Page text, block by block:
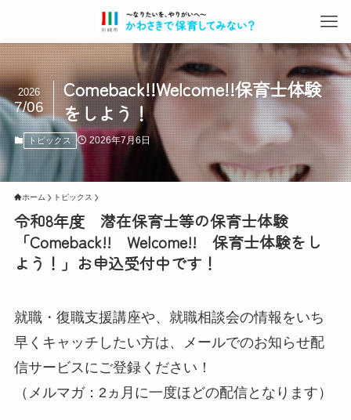
Comeback!!Welcome!!保育士体験
をしよう！
2026
7/06
トピックス 2026年7月6日
ホーム トピックス
令和8年度 潜在保育士等の保育士体験
「Comeback!! Welcome!! 保育士体験をし
よう！」お申込受付中です！
就職・復職支援講座や、就職相談会の情報をいち
早くキャッチしたい方は、メールでのお知らせ配
信サービスにご登録ください！
（メルマガ：2ヵ月に一度ほどの配信となります）